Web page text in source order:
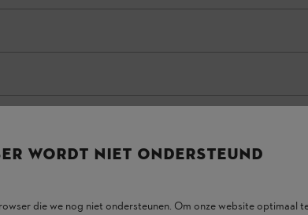
WORDT NIET ONDERSTEUND
die we nog niet ondersteunen. Om onze website optimaal